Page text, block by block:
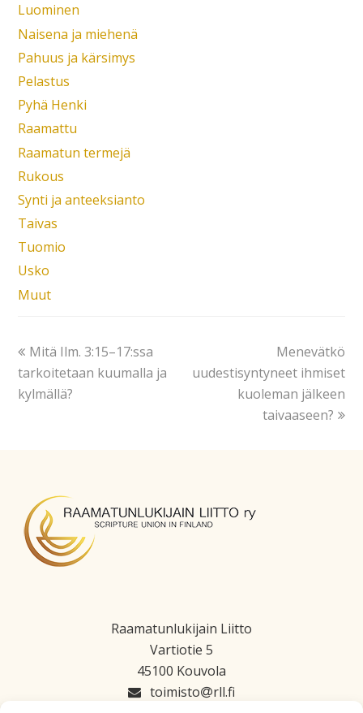
Luominen
Naisena ja miehenä
Pahuus ja kärsimys
Pelastus
Pyhä Henki
Raamattu
Raamatun termejä
Rukous
Synti ja anteeksianto
Taivas
Tuomio
Usko
Muut
Mitä Ilm. 3:15–17:ssa
tarkoitetaan kuumalla ja
kylmällä?
Menevätkö
uudestisyntyneet ihmiset
kuoleman jälkeen
taivaaseen?
Raamatunlukijain Liitto
Vartiotie 5
45100 Kouvola
toimisto
rll.fi